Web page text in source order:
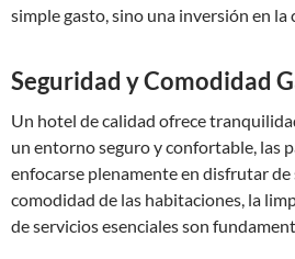
simple gasto, sino una inversión en la
Seguridad y Comodidad
Un hotel de calidad ofrece
un entorno seguro y confortable, las
enfocarse plenamente en disfrutar
comodidad de las habitaciones, la
de servicios esenciales son